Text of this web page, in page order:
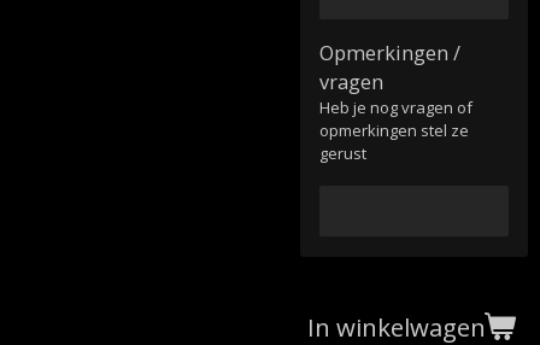
Opmerkingen /
vragen
Heb je nog vragen of
opmerkingen stel ze
gerust
In winkelwagen